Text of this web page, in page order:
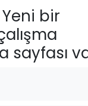
bir
sayfası